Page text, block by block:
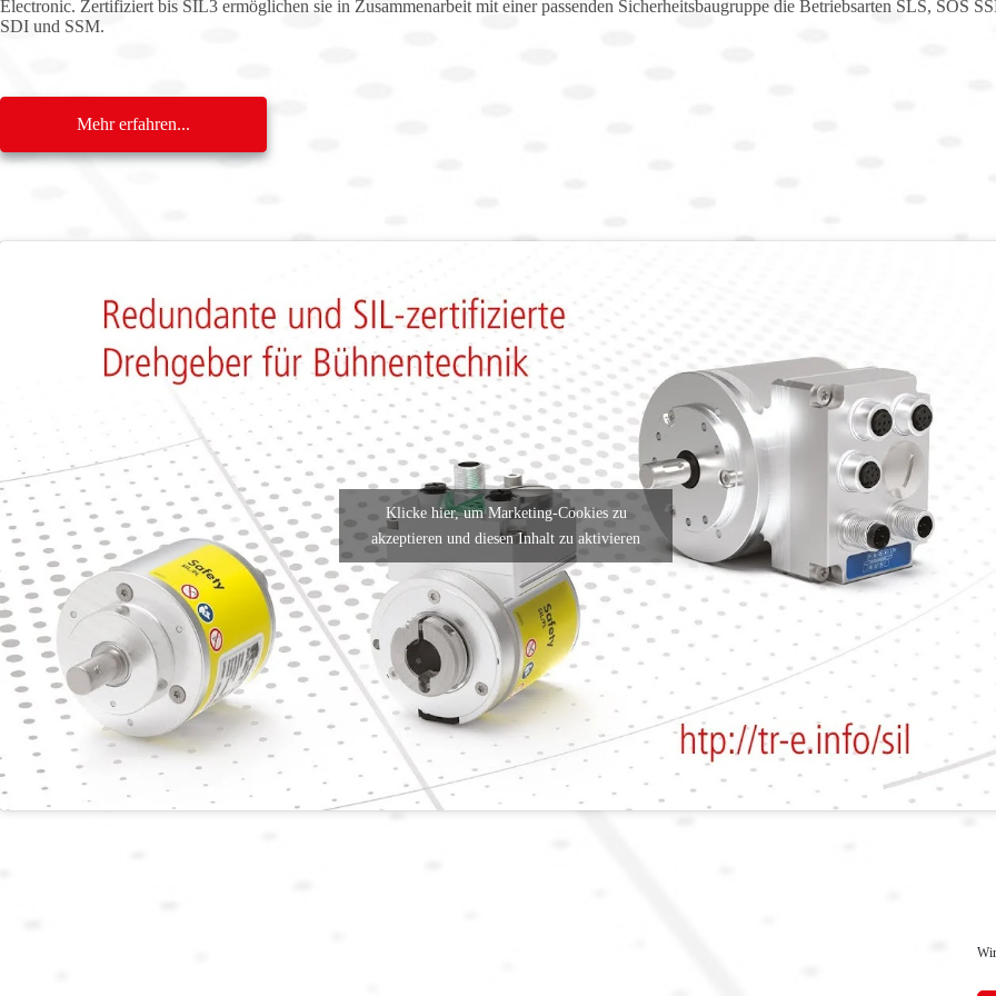
Electronic. Zertifiziert bis SIL3 ermöglichen sie in Zusammenarbeit mit einer passenden Sicherheitsbaugruppe die Betriebsarten SLS, SOS
SDI und SSM.
Mehr erfahren...
Klicke hier, um Marketing-Cookies zu
akzeptieren und diesen Inhalt zu aktivieren